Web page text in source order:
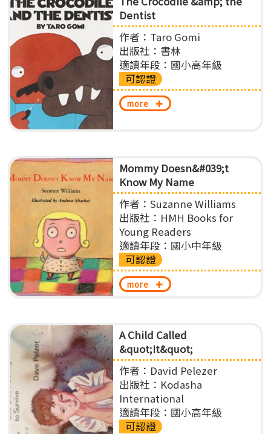
Dentist
作者：Taro Gomi
出版社：書林
適讀年段：國小高年級
可認證
more
Mommy Doesn&#039;t
Know My Name
作者：Suzanne Williams
出版社：HMH Books for
Young Readers
適讀年段：國小中年級
可認證
more
A Child Called
&quot;It&quot;
作者：David Pelezer
出版社：Kodasha
International
適讀年段：國小高年級
可認證